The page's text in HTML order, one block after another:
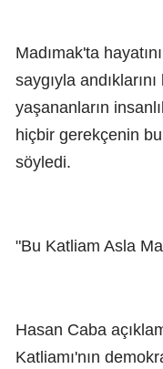
Madımak'ta
saygıyla
yaşananların
hiçbir gerekçenin
söyledi.
"Bu Katliam Asla
Hasan Caba
Katliamı'nın